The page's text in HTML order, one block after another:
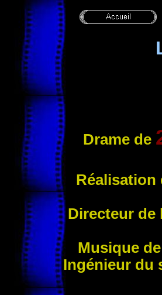
Drame de
Réalisation
Directeur de
Musique
Ingénieur du